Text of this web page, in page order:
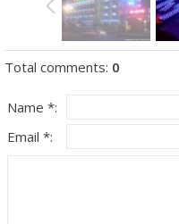
Total comments: 0
Name *:
Email *: